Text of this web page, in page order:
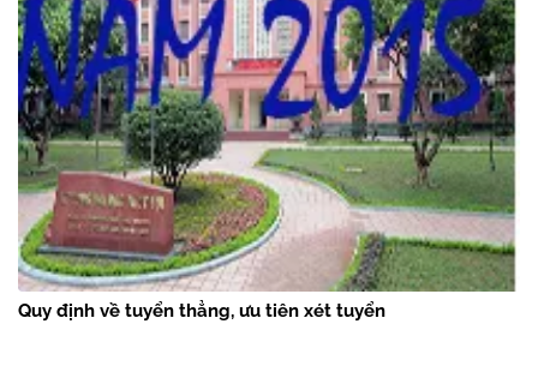
Quy định về tuyển thẳng, ưu tiên xét tuyển